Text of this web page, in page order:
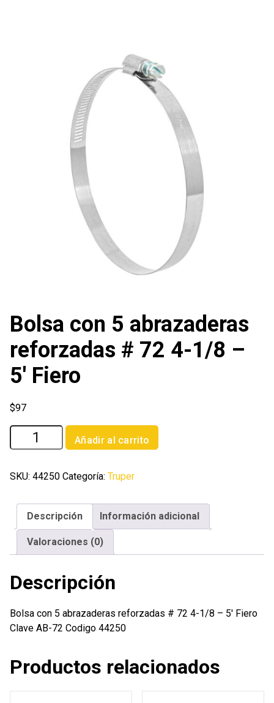
Bolsa con 5 abrazaderas
reforzadas # 72 4-1/8 –
5′ Fiero
$97
Bolsa
con
abrazaderas
4-
5'
Fiero
cantidad
Añadir al carrito
SKU: 44250 Categoría: Truper
Descripción Información adicional
Valoraciones (0)
Descripción
Bolsa con 5 abrazaderas reforzadas # 72 4-1/8 – 5′ Fiero
Clave AB-72 Codigo 44250
Productos relacionados